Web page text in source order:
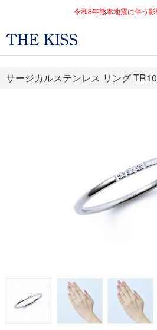
令和8年熊本地震に伴う
サージカルステンレス リング